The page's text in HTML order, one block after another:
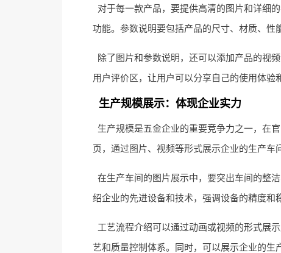
对于每一款产品，要提供高清的图片和详细
功能。参数说明要包括产品的尺寸、材质、性
除了图片和参数说明，还可以添加产品的视
用户评价区，让用户可以分享自己的使用体验
生产规模展示：体现企业实力
生产规模是五金企业的重要竞争力之一，在
页，通过图片、视频等形式展示企业的生产车
在生产车间的图片展示中，要突出车间的整
绍企业的先进设备和技术，强调设备的精度和
工艺流程介绍可以通过动画或视频的形式展
艺和质量控制体系。同时，可以展示企业的